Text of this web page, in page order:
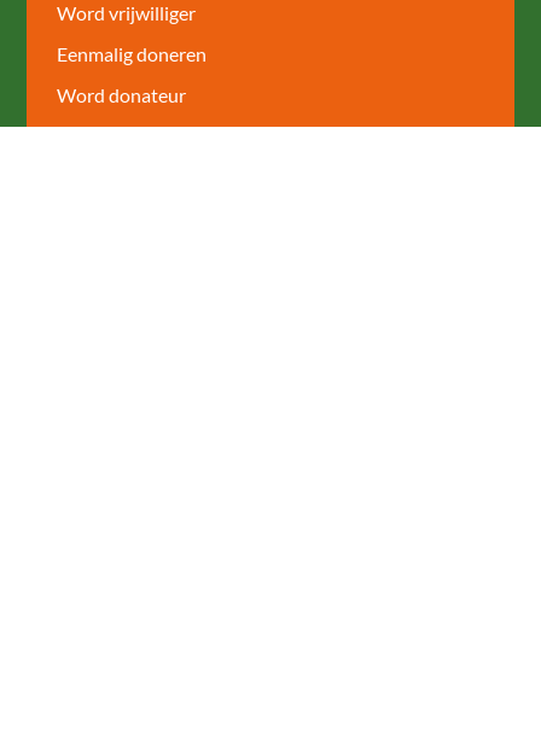
Word vrijwilliger
Eenmalig doneren
Word donateur